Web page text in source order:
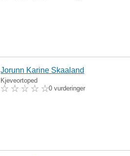
Jorunn Karine Skaaland
Kjeveortoped
0 vurderinger